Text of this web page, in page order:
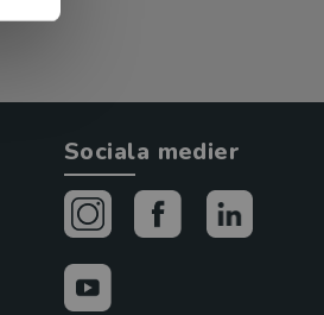
Sociala medier